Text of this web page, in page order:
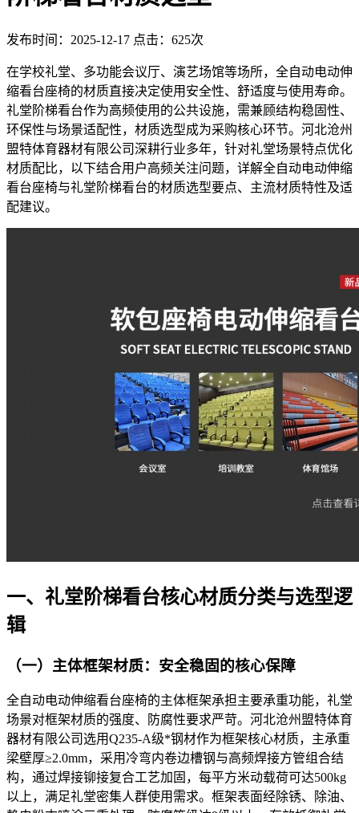
发布时间：2025-12-17 点击：625次
在学校礼堂、多功能会议厅、演艺场馆等场所，全自动电动伸
缩看台座椅的材质直接决定使用安全性、舒适度与使用寿命。
礼堂阶梯看台作为高频使用的公共设施，需兼顾结构稳固性、
环保性与场景适配性，材质选型成为采购核心环节。河北沧州
盟特体育器材有限公司深耕行业多年，针对礼堂场景特点优化
材质配比，以下结合用户高频关注问题，详解全自动电动伸缩
看台座椅与礼堂阶梯看台的材质选型要点、主流材质特性及适
配建议。​
一、礼堂阶梯看台核心材质分类与选型逻
辑​
（一）主体框架材质：安全稳固的核心保障​
全自动电动伸缩看台座椅的主体框架承担主要承重功能，礼堂
场景对框架材质的强度、防腐性要求严苛。河北沧州盟特体育
器材有限公司选用Q235-A级*钢材作为框架核心材质，主承重
梁壁厚≥2.0mm，采用冷弯内卷边槽钢与高频焊接方管组合结
构，通过焊接铆接复合工艺加固，每平方米动载荷可达500kg
以上，满足礼堂密集人群使用需求。框架表面经除锈、除油、